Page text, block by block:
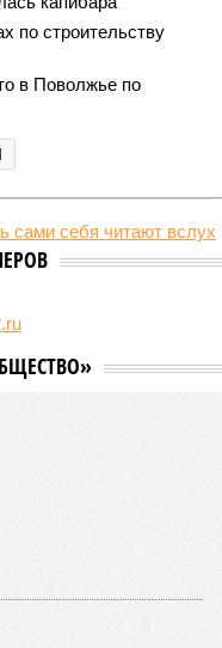
по строительству
в Поволжье по